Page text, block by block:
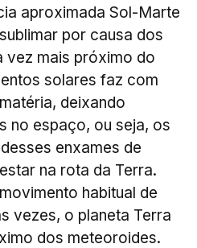
aproximada Sol-Marte
por causa dos
vez mais próximo do
solares faz com
deixando
no espaço, ou seja, os
enxames de
na rota da Terra.
habitual de
vezes, o planeta Terra
dos meteoroides.